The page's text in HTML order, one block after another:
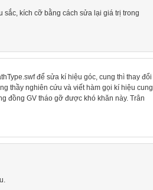
sắc, kích cỡ bằng cách sửa lại giá trị trong
để sửa kí hiệu góc, cung thì thay đổi
thầy nghiên cứu và viết hàm gọi kí hiệu cung
đồng GV tháo gỡ được khó khăn này. Trân